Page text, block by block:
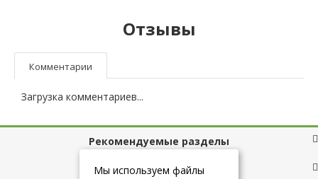
Отзывы
Комментарии
Загрузка комментариев...
Рекомендуемые разделы
Полезные ссылки
Мы используем файлы